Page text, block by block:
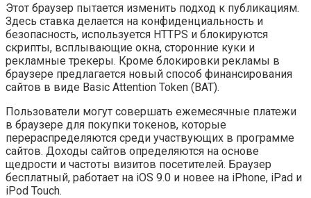
Этот браузер пытается изменить подход к публикациям.
Здесь ставка делается на конфиденциальность и
безопасность, используется HTTPS и блокируются
скрипты, всплывающие окна, сторонние куки и
рекламные трекеры. Кроме блокировки рекламы в
браузере предлагается новый способ финансирования
сайтов в виде Basic Attention Token (BAT).
Пользователи могут совершать ежемесячные платежи
в браузере для покупки токенов, которые
перераспределяются среди участвующих в программе
сайтов. Доходы сайтов определяются на основе
щедрости и частоты визитов посетителей. Браузер
бесплатный, работает на iOS 9.0 и новее на iPhone, iPad и
iPod Touch.